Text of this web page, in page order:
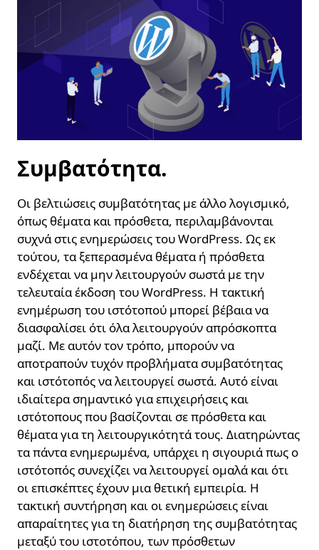
Συμβατότητα.
Οι βελτιώσεις συμβατότητας με άλλο λογισμικό,
όπως θέματα και πρόσθετα, περιλαμβάνονται
συχνά στις ενημερώσεις του WordPress. Ως εκ
τούτου, τα ξεπερασμένα θέματα ή πρόσθετα
ενδέχεται να μην λειτουργούν σωστά με την
τελευταία έκδοση του WordPress. Η τακτική
ενημέρωση του ιστότοπού μπορεί βέβαια να
διασφαλίσει ότι όλα λειτουργούν απρόσκοπτα
μαζί. Με αυτόν τον τρόπο, μπορούν να
αποτραπούν τυχόν προβλήματα συμβατότητας
και ιστότοπός να λειτουργεί σωστά. Αυτό είναι
ιδιαίτερα σημαντικό για επιχειρήσεις και
ιστότοπους που βασίζονται σε πρόσθετα και
θέματα για τη λειτουργικότητά τους. Διατηρώντας
τα πάντα ενημερωμένα, υπάρχει η σιγουριά πως ο
ιστότοπός συνεχίζει να λειτουργεί ομαλά και ότι
οι επισκέπτες έχουν μια θετική εμπειρία. Η
τακτική συντήρηση και οι ενημερώσεις είναι
απαραίτητες για τη διατήρηση της συμβατότητας
μεταξύ του ιστοτόπου, των πρόσθετων